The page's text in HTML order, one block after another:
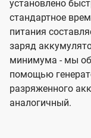
установлено
стандартное
питания
заряд
минимума - мы
помощью
разряженного
аналогичный.